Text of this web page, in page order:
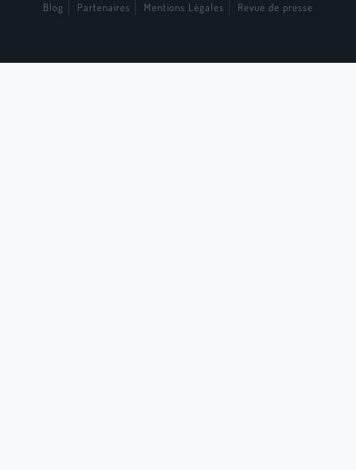
Blog Partenaires Mentions Légales Revue de presse